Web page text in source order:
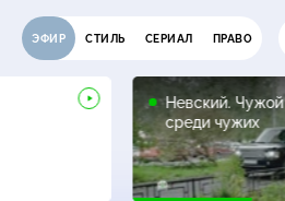
ЭФИР СТИЛЬ СЕРИАЛ ПРАВО
Невский. Чужой
среди чужих